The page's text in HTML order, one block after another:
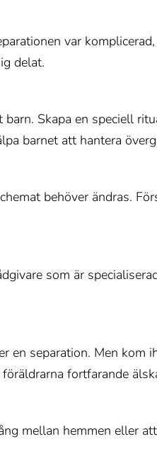
var
delat.
Skapa en speciell
barnet att hantera
behöver ändras.
som är
separation. Men
fortfarande
mellan hemmen eller